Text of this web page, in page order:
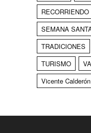
SEMANA
TRADICIONES
TURISMO
Vicente Calderón